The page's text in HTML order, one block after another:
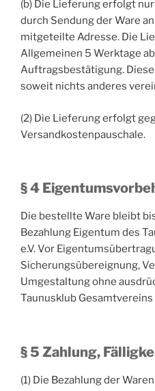
(b) Die Lieferung erfolgt
durch Sendung der Ware
mitgeteilte Adresse. Die
Allgemeinen 5 Werktage
Auftragsbestätigung.
soweit nichts anderes
(2) Die Lieferung erfolgt
Versandkostenpauschale.
§ 4
Die bestellte Ware bleibt
Bezahlung Eigentum des
e.V. Vor
Sicherungsübereignung,
Umgestaltung ohne
Taunusklub Gesamtvereins
§ 5 Zahlung,
(1) Die Bezahlung der